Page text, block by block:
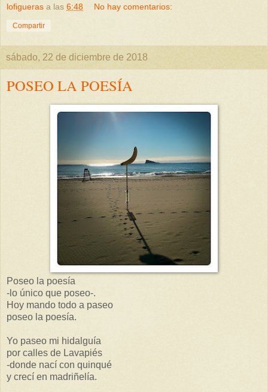
lofigueras a las 6:48 No hay comentarios:
Compartir
sábado, 22 de diciembre de 2018
POSEO LA POESÍA
Poseo la poesía
-lo único que poseo-.
Hoy mando todo a paseo
poseo la poesía.
Yo paseo mi hidalguía
por calles de Lavapiés
-donde nací con quinqué
y crecí en madriñelía.